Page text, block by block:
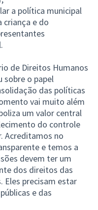
a política municipal
e do
de Direitos Humanos
sobre o papel
das políticas
vai muito além
um valor central
do controle
Acreditamos no
e temos a
devem ter um
dos direitos das
Eles precisam estar
e das